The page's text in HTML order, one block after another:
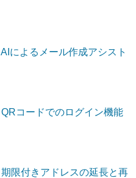
AIによるメール作成アシスト
QRコードでのログイン機能
期限付きアドレスの延長と再